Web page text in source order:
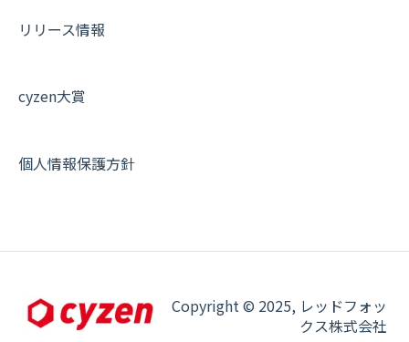
リリース情報
cyzen大賞
個人情報保護方針
Copyright © 2025, レッドフォッ
クス株式会社